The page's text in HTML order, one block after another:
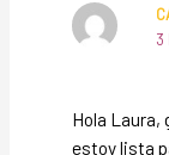
3
Hola Laura,
estoy lista